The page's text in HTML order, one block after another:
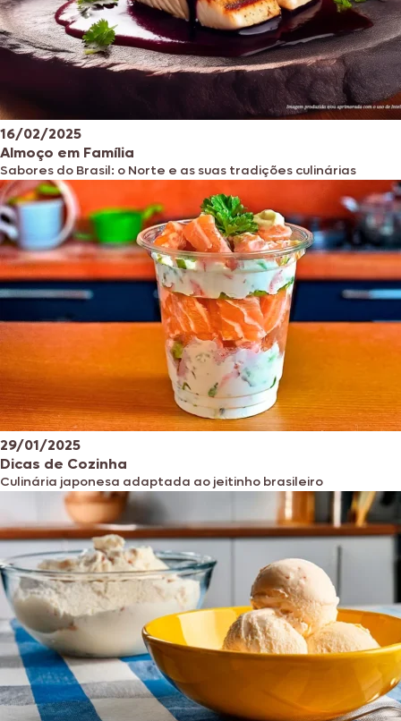
16/02/2025
Almoço em Família
Sabores do Brasil: o Norte e as suas tradições culinárias
29/01/2025
Dicas de Cozinha
Culinária japonesa adaptada ao jeitinho brasileiro